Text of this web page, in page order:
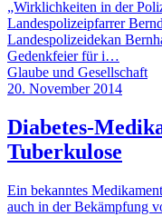
„Wirklichkeiten in der
Landespolizeipfarrer
Landespolizeidekan
Gedenkfeier für i…
Glaube und Gesellschaft
20. November 2014
Diabetes-
Tuberkulose
Ein bekanntes
auch in der Bekämpfung